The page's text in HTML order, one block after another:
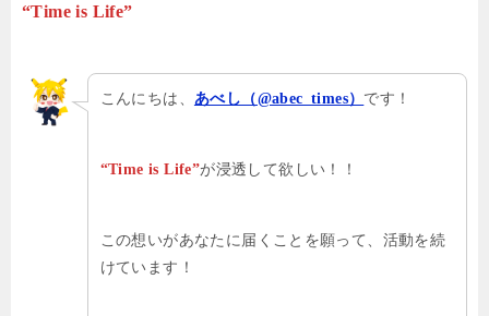
“Time is Life”
こんにちは、 あべし（@abec_times） です！
“Time is Life”が浸透して欲しい！！
この想いがあなたに届くことを願って、活動を続
けています！